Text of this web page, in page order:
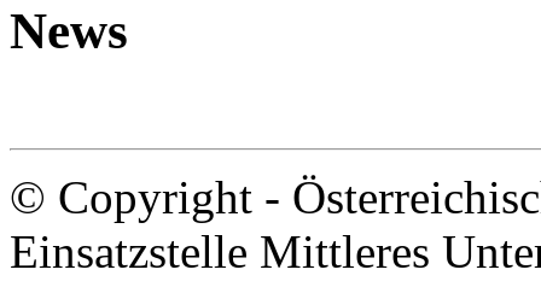
News
© Copyright -
Einsatzstelle Mittleres